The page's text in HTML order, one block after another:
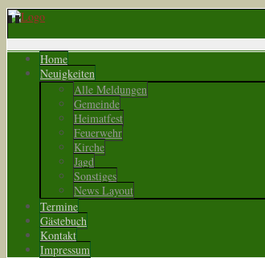
Home
Neuigkeiten
Alle Meldungen
Gemeinde
Heimatfest
Feuerwehr
Kirche
Jagd
Sonstiges
News Layout
Termine
Gästebuch
Kontakt
Impressum